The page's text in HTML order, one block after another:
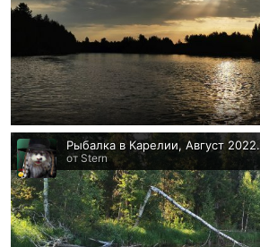
Рыбалка в Карелии, Август 2022.
от Stern